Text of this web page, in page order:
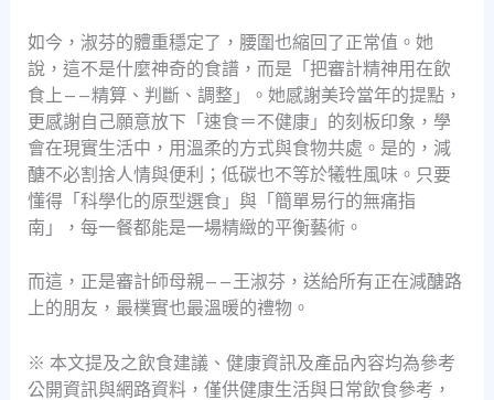
如今，淑芬的體重穩定了，腰圍也縮回了正常值。她
說，這不是什麼神奇的食譜，而是「把審計精神用在飲
食上——精算、判斷、調整」。她感謝美玲當年的提點，
更感謝自己願意放下「速食＝不健康」的刻板印象，學
會在現實生活中，用溫柔的方式與食物共處。是的，減
醣不必割捨人情與便利；低碳也不等於犧牲風味。只要
懂得「科學化的原型選食」與「簡單易行的無痛指
南」，每一餐都能是一場精緻的平衡藝術。
而這，正是審計師母親——王淑芬，送給所有正在減醣路
上的朋友，最樸實也最溫暖的禮物。
※ 本文提及之飲食建議、健康資訊及產品內容均為參考
公開資訊與網路資料，僅供健康生活與日常飲食參考，